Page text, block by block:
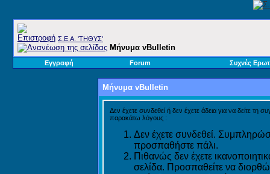
Σ.E.A. 'ΤΗΘΥΣ'
Μήνυμα vBulletin
Εγγραφή Forum Συχνές
Μήνυμα vBulletin
Δεν έχετε συνδεθεί ή δεν έχετε άδεια για να δείτε τη
παρακάτω λόγους :
Δεν έχετε συνδεθεί.
προσπαθήστε πάλι.
Πιθανώς δεν έχετε
σελίδα. Προσπαθείτε να